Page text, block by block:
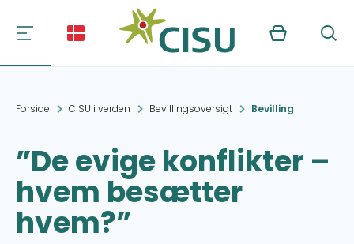
Kurv Søg
Forside CISU i verden Bevillingsoversigt Bevilling
”De evige konflikter –
hvem besætter
hvem?”